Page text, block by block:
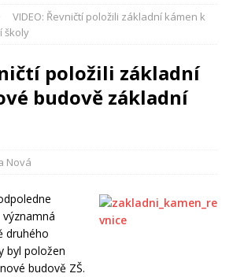
VIDEO: Řevničtí položili základní kámen k
školy
položili základní
budově základní
Nová
druhého
byl položen
budově ZŠ.